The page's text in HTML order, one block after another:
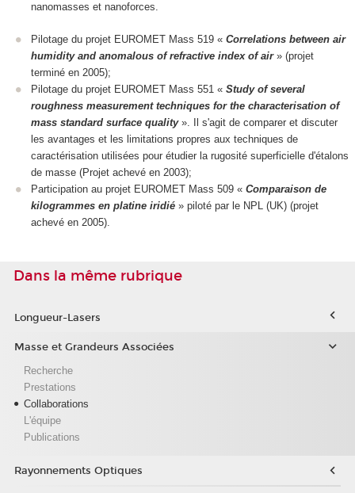
nanomasses et nanoforces.
Pilotage du projet EUROMET Mass 519 « Correlations between air
humidity and anomalous of refractive index of air» (projet
terminé en 2005);
Pilotage du projet EUROMET Mass 551 « Study of several
roughness measurement techniques for the characterisation of
mass standard surface quality». Il s'agit de comparer et discuter
les avantages et les limitations propres aux techniques de
caractérisation utilisées pour étudier la rugosité superficielle d'étalons
de masse (Projet achevé en 2003);
Participation au projet EUROMET Mass 509 « Comparaison de
kilogrammes en platine iridié » piloté par le NPL (UK) (projet
achevé en 2005).
Dans la même rubrique
Longueur-Lasers
Masse et Grandeurs Associées
Recherche
Prestations
Collaborations
L'équipe
Publications
Rayonnements Optiques